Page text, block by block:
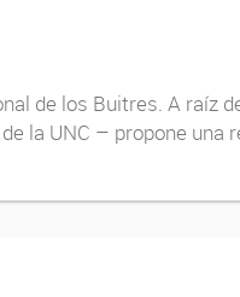
de los Buitres. A raíz
la UNC – propone